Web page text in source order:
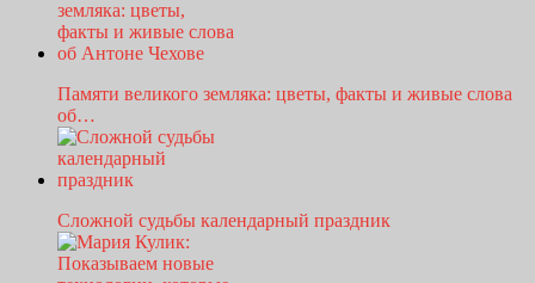
Памяти великого земляка: цветы, факты и живые слова
об…
Сложной судьбы календарный праздник